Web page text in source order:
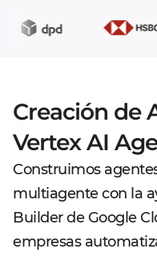
Creación de
Vertex AI
Construimos
multiagente con la
Builder de Google
empresas